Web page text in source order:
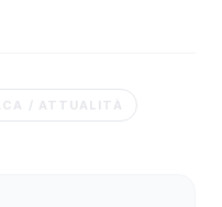
/ ATTUALITÀ